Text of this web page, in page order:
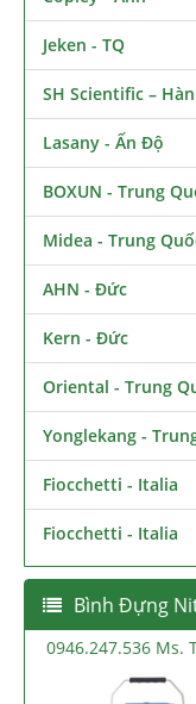
Jeken - TQ
SH Scientific –
Lasany - Ấn Độ
BOXUN - Trung
Midea - Trung
AHN - Đức
Kern - Đức
Oriental - Trung
Yonglekang -
Fiocchetti - Italia
Fiocchetti - Italia
Bình Đựng
0946.247.536 Ms.